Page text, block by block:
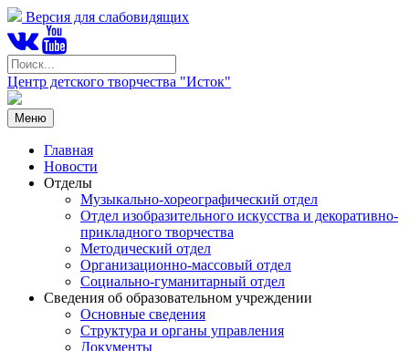
Версия для слабовидящих
Центр детского творчества "Исток"
Меню
Главная
Новости
Отделы
Музыкально-хореографический отдел
Отдел изобразительного искусства и декоративно-
прикладного творчества
Методический отдел
Организационно-массовый отдел
Социально-гуманитарный отдел
Сведения об образовательном учреждении
Основные сведения
Структура и органы управления
Документы